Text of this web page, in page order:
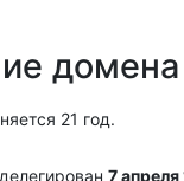
домена
21 год.
7